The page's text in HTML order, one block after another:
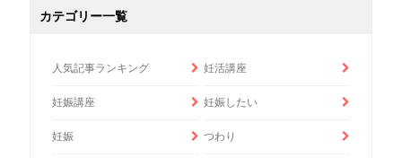
カテゴリー一覧
人気記事ランキング 妊活講座
妊娠講座 妊娠したい
妊娠 つわり